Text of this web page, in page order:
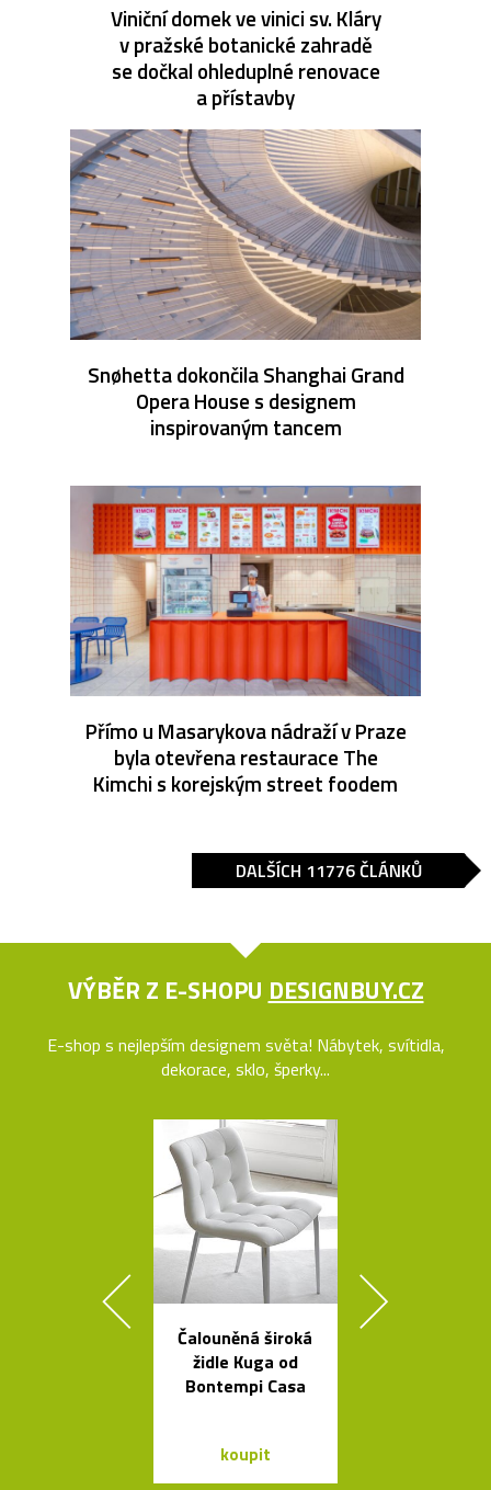
Viniční domek ve vinici sv. Kláry
v pražské botanické zahradě
se dočkal ohleduplné renovace
a přístavby
Snøhetta dokončila Shanghai Grand
Opera House s designem
inspirovaným tancem
Přímo u Masarykova nádraží v Praze
byla otevřena restaurace The
Kimchi s korejským street foodem
DALŠÍCH 11776 ČLÁNKŮ
VÝBĚR Z E-SHOPU DESIGNBUY.CZ
E-shop s nejlepším designem světa! Nábytek, svítidla,
dekorace, sklo, šperky...
Čalouněná široká
židle Kuga od
Bontempi Casa
koupit